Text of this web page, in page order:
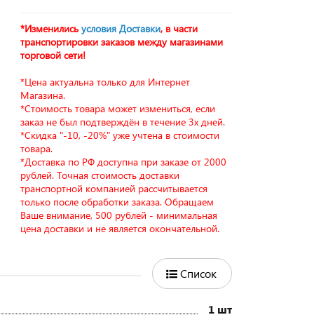
*Изменилисьусловия Доставки, в части
транспортировки заказов между магазинами
торговой сети!
*Цена актуальна только для Интернет
Магазина.
*Стоимость товара может измениться, если
заказ не был подтверждён в течение 3х дней.
*Скидка "-10, -20%" уже учтена в стоимости
товара.
*Доставка по РФ доступна при заказе от 2000
рублей. Точная стоимость доставки
транспортной компанией рассчитывается
только после обработки заказа. Обращаем
Ваше внимание, 500 рублей - минимальная
цена доставки и не является окончательной.
Список
1 шт